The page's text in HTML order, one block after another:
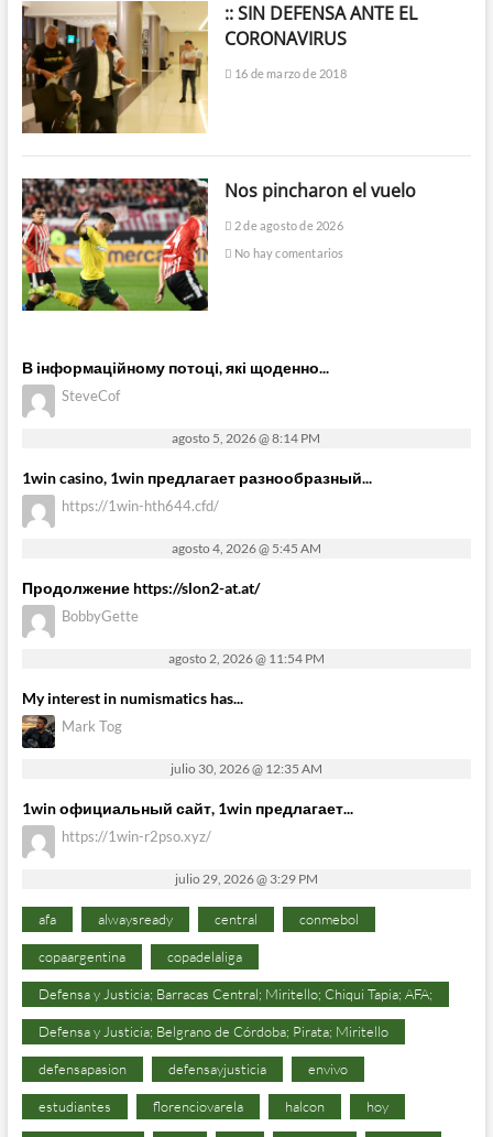
:: SIN DEFENSA ANTE EL
CORONAVIRUS
16 de marzo de 2018
Nos pincharon el vuelo
2 de agosto de 2026
No hay comentarios
В інформаційному потоці, які щоденно...
SteveCof
agosto 5, 2026 @ 8:14 PM
1win casino, 1win предлагает разнообразный...
https://1win-hth644.cfd/
agosto 4, 2026 @ 5:45 AM
Продолжение https://slon2-at.at/
BobbyGette
agosto 2, 2026 @ 11:54 PM
My interest in numismatics has...
Mark Tog
julio 30, 2026 @ 12:35 AM
1win официальный сайт, 1win предлагает...
https://1win-r2pso.xyz/
julio 29, 2026 @ 3:29 PM
afa alwaysready central conmebol
copaargentina copadelaliga
Defensa y Justicia; Barracas Central; Miritello; Chiqui Tapia; AFA;
Defensa y Justicia; Belgrano de Córdoba; Pirata; Miritello
defensapasion defensayjusticia envivo
estudiantes florenciovarela halcon hoy